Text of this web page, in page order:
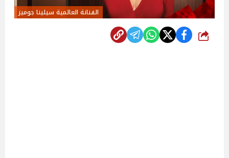
الفنانة العالمية سيلينا جوميز
شارك